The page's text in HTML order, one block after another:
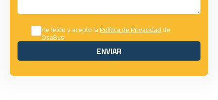
He leído y acepto laPolítica de Privacidadde
OsaBus.
ENVIAR
ENVIAR